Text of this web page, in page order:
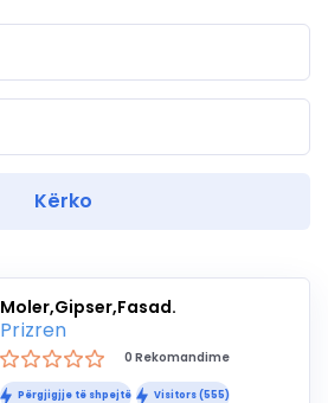
Moler,Gipser,Fasad.
Prizren
0 Rekomandime
Përgjigjje të shpejtë Visitors (555)